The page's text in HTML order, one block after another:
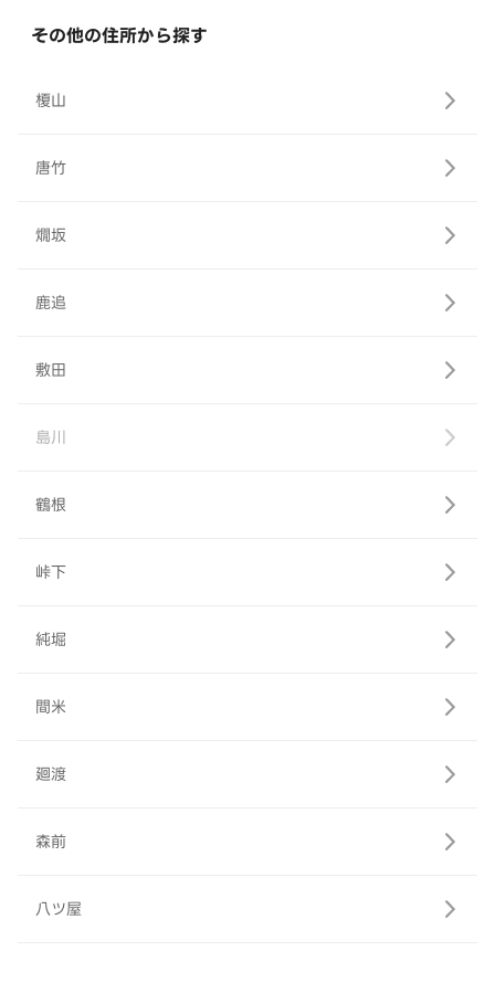
その他の住所から探す
榎山
唐竹
燗坂
鹿追
敷田
島川
鶴根
峠下
純堀
間米
廻渡
森前
八ツ屋